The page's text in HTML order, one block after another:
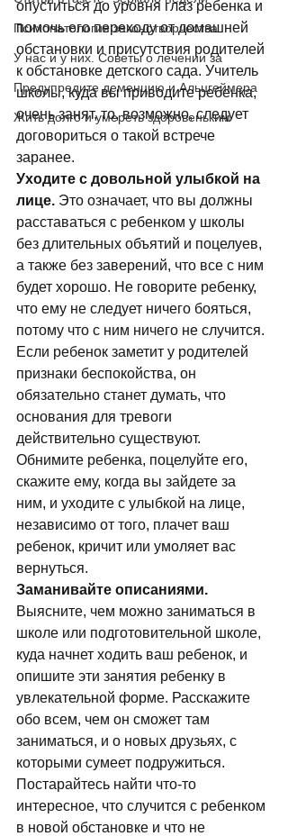
Психопатология законотворчества
У нас и у них. Советы о лечении за
Предупредите деменцию и Альцгеймера
Жить долго и умереть здоровеньким
опуститься до уровня глаз ребенка и
помочь его переходу от домашней
обстановки и присутствия родителей
к обстановке детского сада. Учитель
школы, куда вы приводите ребенка,
очень занят, то, возможно, следует
договориться о такой встрече
заранее.
Уходите с довольной улыбкой на
лице. Это означает, что вы должны
расставаться с ребенком у школы
без длительных объятий и поцелуев,
а также без заверений, что все с ним
будет хорошо. Не говорите ребенку,
что ему не следует ничего бояться,
потому что с ним ничего не случится.
Если ребенок заметит у родителей
признаки беспокойства, он
обязательно станет думать, что
основания для тревоги
действительно существуют.
Обнимите ребенка, поцелуйте его,
скажите ему, когда вы зайдете за
ним, и уходите с улыбкой на лице,
независимо от того, плачет ваш
ребенок, кричит или умоляет вас
вернуться.
Заманивайте описаниями.
Выясните, чем можно заниматься в
школе или подготовительной школе,
куда начнет ходить ваш ребенок, и
опишите эти занятия ребенку в
увлекательной форме. Расскажите
обо всем, чем он сможет там
заниматься, и о новых друзьях, с
которыми сумеет подружиться.
Постарайтесь найти что-то
интересное, что случится с ребенком
в новой обстановке и что не